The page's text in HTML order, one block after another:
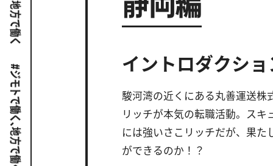
イントロダクシ
駿河湾の近くにある丸善運送株
リッチが本気の転職活動。スキ
には強いさこリッチだが、果た
ができるのか！？